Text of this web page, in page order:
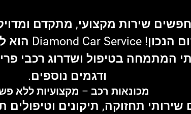
שירות מקצועי, מתקדם
הנכון! Diamond Car Service הוא
המתמחה בטיפול ושדרוג רכבי
ודגמים נוספים.
שירותי תחזוקה, תיקונים וטיפולים